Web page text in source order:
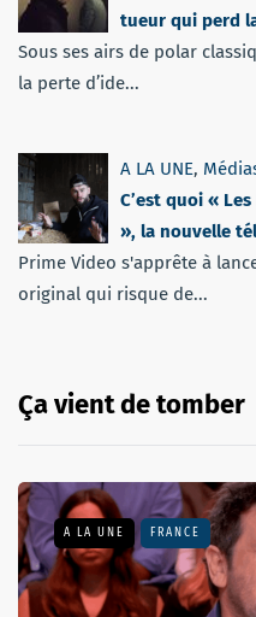
tueur qui perd
Sous ses airs de polar
la perte d’ide...
A LA UNE,
C’est quoi «
», la nouvelle
Prime Video s'apprête à
original qui risque de...
Ça vient de tomber
A LA UNE FRANCE